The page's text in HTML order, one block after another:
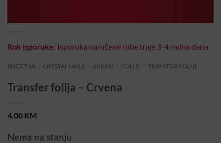
Rok isporuke: Isporuka naručene robe traje 3-4 radna dana.
POČETNA CRYSTAL NAILS UKRASI FOLIJE TRANSFER FOLIJE
Transfer folija – Crvena
4,00 KM
Nema na stanju